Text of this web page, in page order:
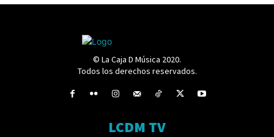
© La Caja D Música 2020.
Todos los derechos reservados.
LCDM TV